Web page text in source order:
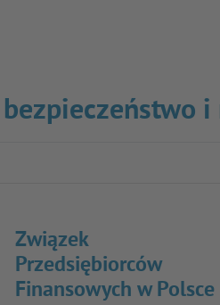
i
Związek
Przedsiębiorców
Finansowych w Polsce